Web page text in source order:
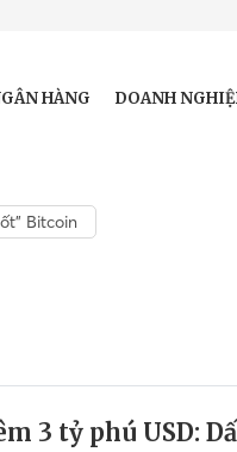
HÀNG DOANH
Bitcoin
3 tỷ phú USD: